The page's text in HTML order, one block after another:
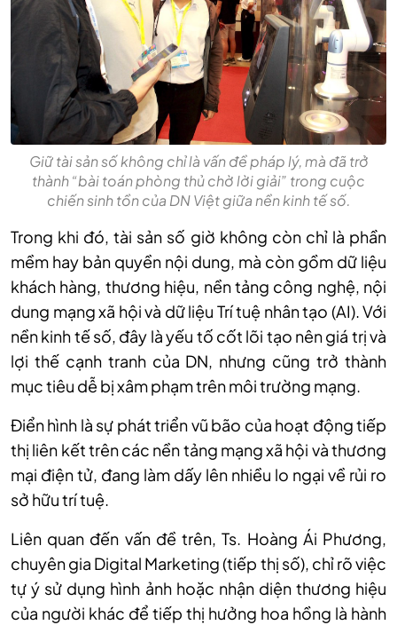
Giữ tài sản số không chỉ là vấn đề pháp lý, mà đã trở
thành “bài toán phòng thủ chờ lời giải” trong cuộc
chiến sinh tồn của DN Việt giữa nền kinh tế số.
Trong khi đó, tài sản số giờ không còn chỉ là phần
mềm hay bản quyền nội dung, mà còn gồm dữ liệu
khách hàng, thương hiệu, nền tảng công nghệ, nội
dung mạng xã hội và dữ liệu Trí tuệ nhân tạo (AI). Với
nền kinh tế số, đây là yếu tố cốt lõi tạo nên giá trị và
lợi thế cạnh tranh của DN, nhưng cũng trở thành
mục tiêu dễ bị xâm phạm trên môi trường mạng.
Điển hình là sự phát triển vũ bão của hoạt động tiếp
thị liên kết trên các nền tảng mạng xã hội và thương
mại điện tử, đang làm dấy lên nhiều lo ngại về rủi ro
sở hữu trí tuệ.
Liên quan đến vấn đề trên, Ts. Hoàng Ái Phương,
chuyên gia Digital Marketing (tiếp thị số), chỉ rõ việc
tự ý sử dụng hình ảnh hoặc nhận diện thương hiệu
của người khác để tiếp thị hưởng hoa hồng là hành